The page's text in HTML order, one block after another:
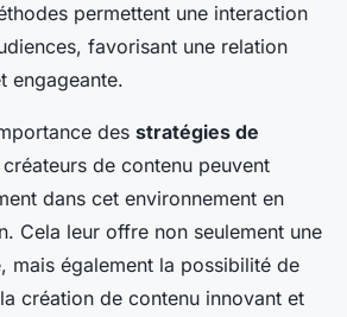
permettent une interaction
favorisant une relation
engageante.
des stratégies de
de contenu peuvent
dans cet environnement en
Cela leur offre non seulement une
mais également la possibilité de
création de contenu innovant et